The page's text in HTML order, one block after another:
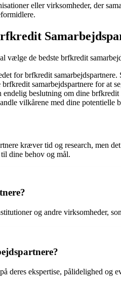
eller virksomheder, der
vælge de bedste brfkredit
for brfkredit
samarbejdspartnere for at
beslutning om dine
vilkårene med dine potentielle
kræver tid og research, men
til dine behov og mål.
og andre virksomheder,
deres ekspertise, pålidelighed og